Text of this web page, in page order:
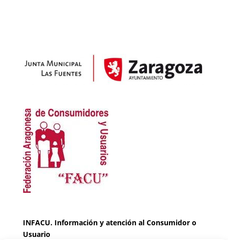
INFACU. Información y atención al Consumidor o
Usuario